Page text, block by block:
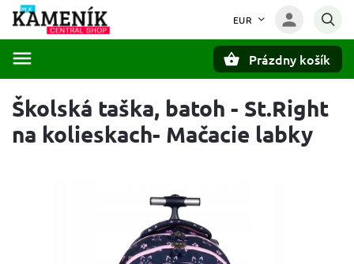
EUR
Prázdny košík
Školská taška, batoh - St.Right
na kolieskach- Mačacie labky